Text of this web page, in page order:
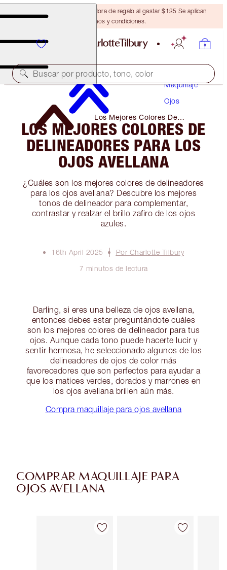
Obtén una brocha bronceadora de regalo al gastar $135 Se aplican
términos y condiciones.
Buscar por producto, tono, color
Maquillaje
Ojos
Los Mejores Colores De
Delineadores Para Los Ojos
Avellana
LOS MEJORES COLORES DE
DELINEADORES PARA LOS
OJOS AVELLANA
¿Cuáles son los mejores colores de delineadores
para los ojos avellana? Descubre los mejores
tonos de delineador para complementar,
contrastar y realzar el brillo zafiro de los ojos
azules.
16th April 2025
Por Charlotte Tilbury
7 minutos de lectura
Darling, si eres una belleza de ojos avellana,
entonces debes estar preguntándote cuáles
son los mejores colores de delineador para tus
ojos. Aunque cada tono puede hacerte lucir y
sentir hermosa, he seleccionado algunos de los
delineadores de ojos de color más
favorecedores que son perfectos para ayudar a
que los matices verdes, dorados y marrones en
los ojos avellana brillen aún más.
Compra maquillaje para ojos avellana
COMPRAR MAQUILLAJE PARA
OJOS AVELLANA
Artículo 1 de 38 Artículo 2 de 38